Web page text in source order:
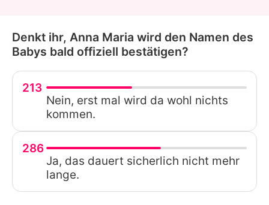
Denkt ihr, Anna Maria wird den Namen des
Babys bald offiziell bestätigen?
213
Nein, erst mal wird da wohl nichts
kommen.
286
Ja, das dauert sicherlich nicht mehr
lange.